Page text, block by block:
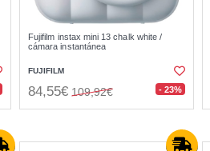
Fujifilm instax mini 13 chalk white /
cámara instantánea
FUJIFILM
84,55€ 109,92€ - 23%